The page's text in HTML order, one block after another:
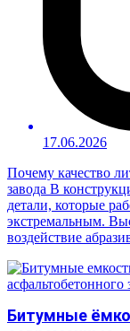
17.06.2026
Почему качество
завода В
детали, которые
экстремальным.
воздействие
Битумные